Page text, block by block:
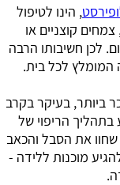
, הינו לטיפול
קוצניים או
לכן חשיבותו הרבה
המומלץ לכל בית.
ביותר, בעיקר בקרב
בתהליך הריפוי של
שחוו את הסבל והכאב
מוכנות ללידה -